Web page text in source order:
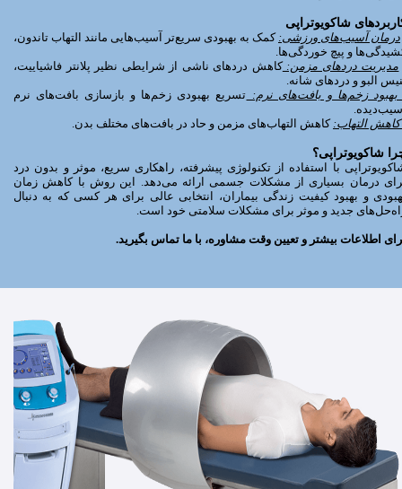
شاکویوتراپی
درمان آسیب‌های ورزشی: کمک به بهبودی سریع‌تر آسیب‌هایی مانند التهاب تاندون،
و پیچ خوردگی‌ها.
مدیریت دردهای مزمن:کاهش دردهای ناشی از شرایطی نظیر پلانتر فاشیاییت،
البو و دردهای شانه.
بهبود زخم‌ها و بافت‌های نرم: تسریع بهبودی زخم‌ها و بازسازی بافت‌های نرم
کاهش التهاب: کاهش التهاب‌های مزمن و حاد در بافت‌های مختلف بدن.
شاکویوتراپی؟
با استفاده از تکنولوژی پیشرفته، راهکاری سریع، موثر و بدون درد
درمان بسیاری از مشکلات جسمی ارائه می‌دهد. این روش با کاهش زمان
و بهبود کیفیت زندگی بیماران، انتخابی عالی برای هر کسی که به دنبال
جدید و موثر برای مشکلات سلامتی خود است.
اطلاعات بیشتر و تعیین وقت مشاوره، با ما تماس بگیرید.